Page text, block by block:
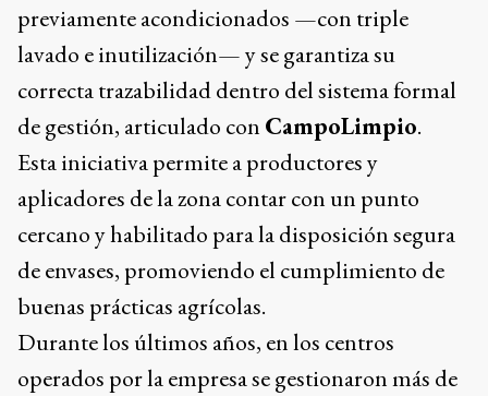
previamente acondicionados —con triple
lavado e inutilización— y se garantiza su
correcta trazabilidad dentro del sistema formal
de gestión, articulado con CampoLimpio.
Esta iniciativa permite a productores y
aplicadores de la zona contar con un punto
cercano y habilitado para la disposición segura
de envases, promoviendo el cumplimiento de
buenas prácticas agrícolas.
Durante los últimos años, en los centros
operados por la empresa se gestionaron más de